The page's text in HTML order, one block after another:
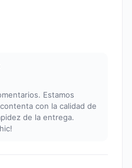
Estamos
con la calidad de
de la entrega.